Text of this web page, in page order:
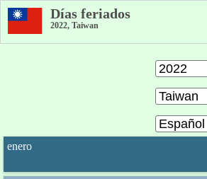
Días feriados
2022, Taiwan
enero